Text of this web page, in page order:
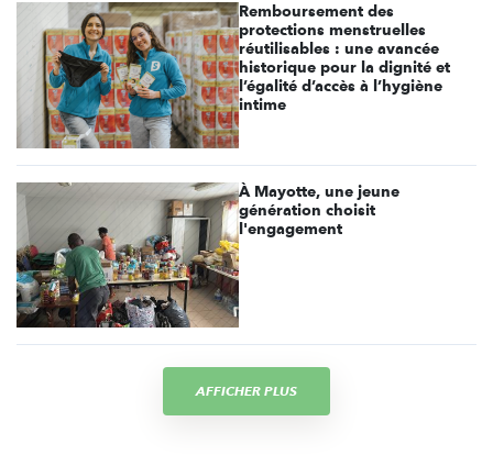
Remboursement des
protections menstruelles
réutilisables : une avancée
historique pour la dignité et
l’égalité d’accès à l’hygiène
intime
À Mayotte, une jeune
génération choisit
l'engagement
AFFICHER PLUS